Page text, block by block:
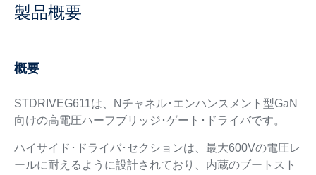
製品概要
概要
STDRIVEG611は、Nチャネル･エンハンスメント型GaN
向けの高電圧ハーフブリッジ･ゲート･ドライバです。
ハイサイド･ドライバ･セクションは、最大600Vの電圧レ
ールに耐えるように設計されており、内蔵のブートスト